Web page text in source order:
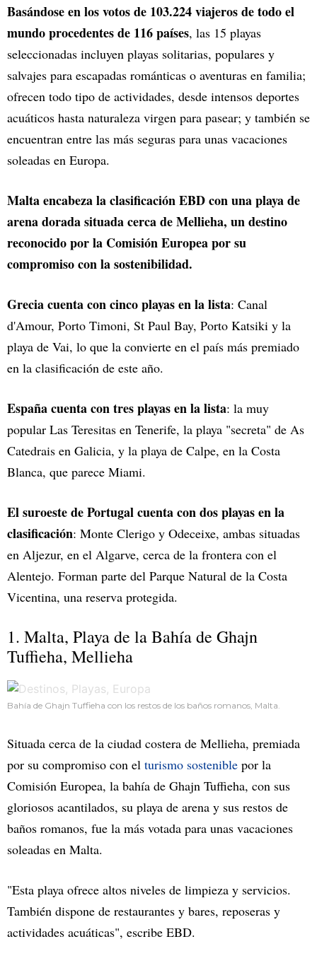
Basándose en los votos de 103.224 viajeros de todo el
mundo procedentes de 116 países, las 15 playas
seleccionadas incluyen playas solitarias, populares y
salvajes para escapadas románticas o aventuras en familia;
ofrecen todo tipo de actividades, desde intensos deportes
acuáticos hasta naturaleza virgen para pasear; y también se
encuentran entre las más seguras para unas vacaciones
soleadas en Europa.
Malta encabeza la clasificación EBD con una playa de
arena dorada situada cerca de Mellieha, un destino
reconocido por la Comisión Europea por su
compromiso con la sostenibilidad.
Grecia cuenta con cinco playas en la lista: Canal
d'Amour, Porto Timoni, St Paul Bay, Porto Katsiki y la
playa de Vai, lo que la convierte en el país más premiado
en la clasificación de este año.
España cuenta con tres playas en la lista: la muy
popular Las Teresitas en Tenerife, la playa "secreta" de As
Catedrais en Galicia, y la playa de Calpe, en la Costa
Blanca, que parece Miami.
El suroeste de Portugal cuenta con dos playas en la
clasificación: Monte Clerigo y Odeceixe, ambas situadas
en Aljezur, en el Algarve, cerca de la frontera con el
Alentejo. Forman parte del Parque Natural de la Costa
Vicentina, una reserva protegida.
1. Malta, Playa de la Bahía de Ghajn
Tuffieha, Mellieha
Bahía de Ghajn Tuffieha con los restos de los baños romanos, Malta.
Situada cerca de la ciudad costera de Mellieha, premiada
por su compromiso con el turismo sostenible por la
Comisión Europea, la bahía de Ghajn Tuffieha, con sus
gloriosos acantilados, su playa de arena y sus restos de
baños romanos, fue la más votada para unas vacaciones
soleadas en Malta.
"Esta playa ofrece altos niveles de limpieza y servicios.
También dispone de restaurantes y bares, reposeras y
actividades acuáticas", escribe EBD.